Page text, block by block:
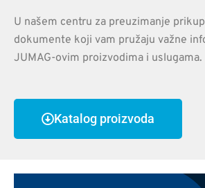
U našem centru za preuzimanje
dokumente koji vam pružaju važne
JUMAG-ovim proizvodima i uslugama.
Katalog proizvoda